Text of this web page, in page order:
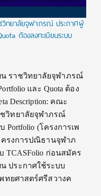
ทยาลัยจุฬาภรณ์ ประกาศผู้
ต้องลงทะเบียนระบบ
ราชวิทยาลัยจุฬาภรณ์
และ Quota ต้อง
Description: คณะ
วิทยาลัยจุฬาภรณ์
Portfolio (โครงการเพ
ครงการปณิธานจุฬาภ
TCASFolio ก่อนสมัคร
ประกาศใช้ระบบ
ทยศาสตร์ศรีสวางค